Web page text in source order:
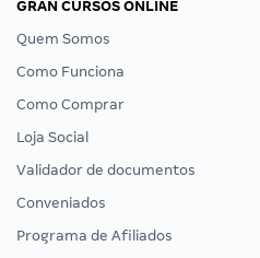
GRAN CURSOS ONLINE
Quem Somos
Como Funciona
Como Comprar
Loja Social
Validador de documentos
Conveniados
Programa de Afiliados